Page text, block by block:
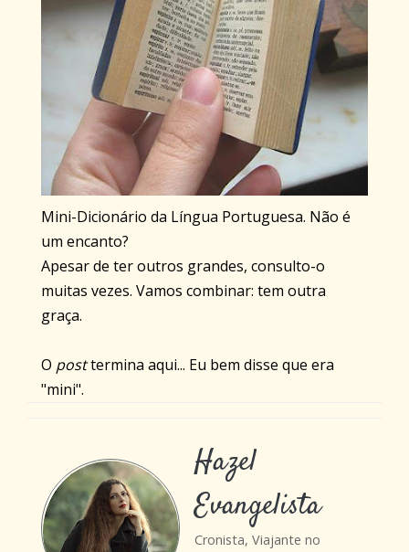
Mini-Dicionário da Língua Portuguesa. Não é
um encanto?
Apesar de ter outros grandes, consulto-o
muitas vezes. Vamos combinar: tem outra
graça.
O posttermina aqui... Eu bem disse que era
"mini".
Hazel
Evangelista
Cronista, Viajante no